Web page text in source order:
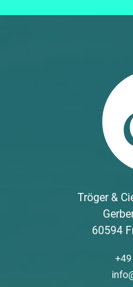
Tröger &
60594